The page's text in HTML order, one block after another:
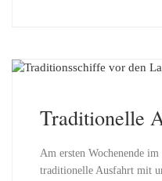
Traditionelle
Am ersten Wochenende
traditionelle Ausfahrt mit